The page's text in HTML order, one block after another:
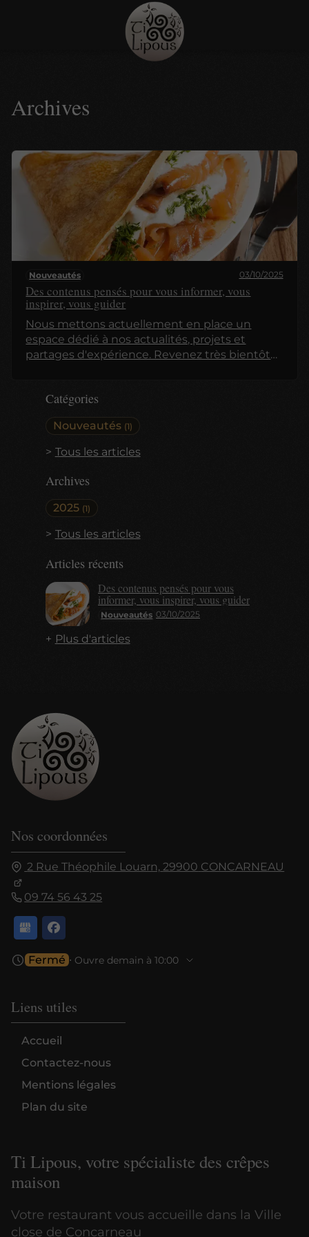
Catégories
Nouveautés (1)
Tous les articles
Archives
2025 (1)
Tous les articles
Articles récents
Nouveautés 03/10/2025
Des contenus pensés pour vous
informer, vous inspirer, vous guider
Plus d'articles
Archives
Nouveautés 03/10/2025
Des contenus pensés pour vous informer, vous
inspirer, vous guider
Nous mettons actuellement en place un
espace dédié à nos actualités, projets et
partages d'expérience. Revenez très bientôt
Nos coordonnées
2 Rue Théophile Louarn, 29900 CONCARNEAU
09 74 56 43 25
Fermé ⋅ Ouvre demain à 10:00
Liens utiles
Accueil
Contactez-nous
Mentions légales
Plan du site
Ti Lipous, votre spécialiste des crêpes
maison
Votre restaurant vous accueille dans la Ville
close de Concarneau